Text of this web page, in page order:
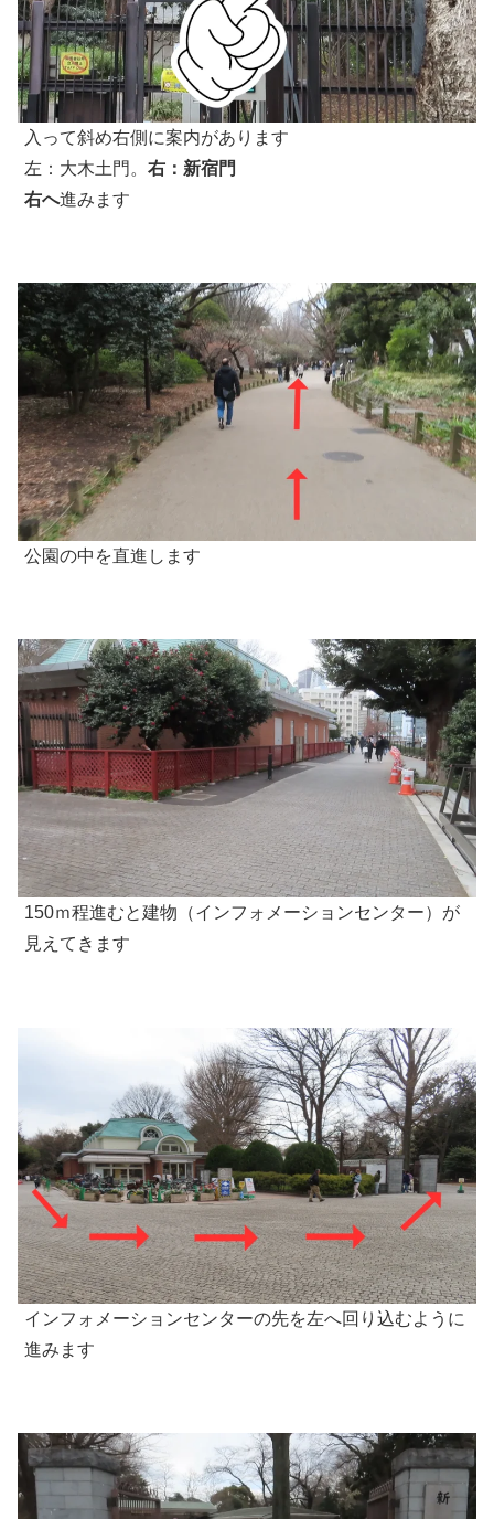
入って斜め右側に案内があります
左：大木土門。 右：新宿門
右へ進みます
公園の中を直進します
150ｍ程進むと建物（インフォメーションセンター）が
見えてきます
インフォメーションセンターの先を左へ回り込むように
進みます